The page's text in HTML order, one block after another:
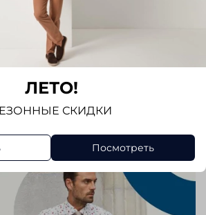
не оставлял
ЛЕТО!
СКИДКИ
Посмотреть